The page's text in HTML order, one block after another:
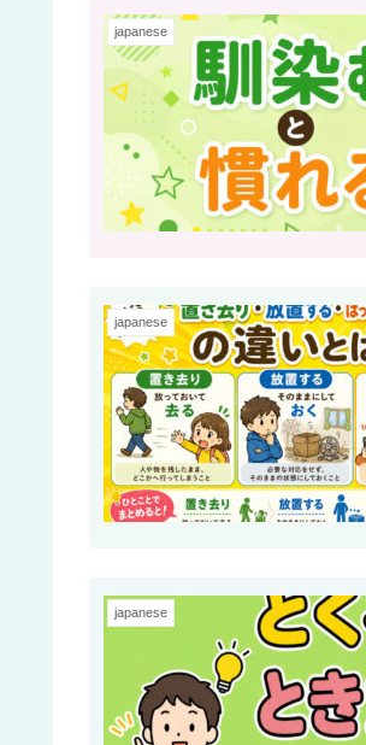
japanese
japanese
japanese